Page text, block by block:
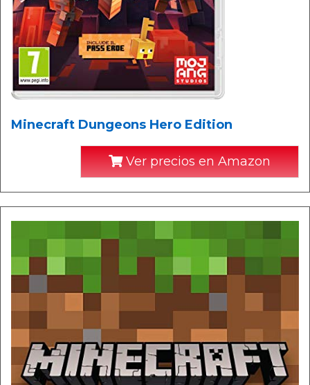
Minecraft Dungeons Hero Edition
Ver precios en Amazon